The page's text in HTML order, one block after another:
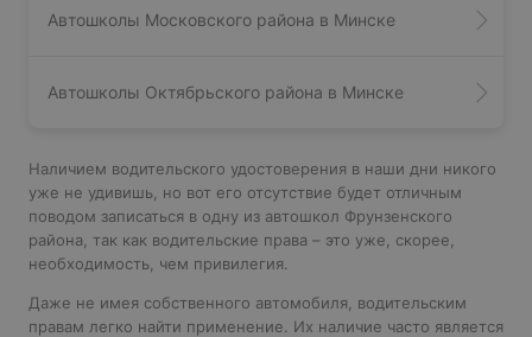
Автошколы Московского района в Минске
Автошколы Октябрьского района в Минске
Наличием водительского удостоверения в наши дни никого
уже не удивишь, но вот его отсутствие будет отличным
поводом записаться в одну из автошкол Фрунзенского
района, так как водительские права – это уже, скорее,
необходимость, чем привилегия.
Даже не имея собственного автомобиля, водительским
правам легко найти применение. Их наличие часто является